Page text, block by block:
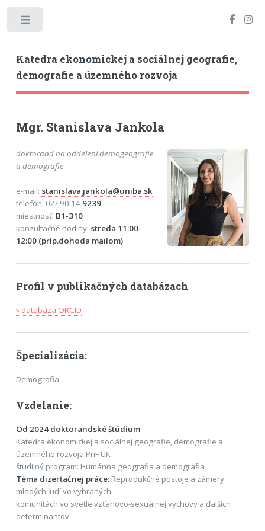
Katedra ekonomickej a sociálnej geografie,
demografie a územného rozvoja
Mgr. Stanislava Jankola
doktorand na oddelení demogeografie
a demografie
e-mail: stanislava.jankola@uniba.sk
telefón: 02/ 90 14 9239
miestnosť: B1-310
konzultačné hodiny: streda 11:00-
12:00 (príp.dohoda mailom)
Profil v publikačných databázach
» databáza ORCID
Špecializácia:
Demografia
Vzdelanie:
Od 2024 doktorandské štúdium
Katedra ekonomickej a sociálnej geografie, demografie a
územného rozvoja PriF UK
študijný program: Humánna geografia a demografia
Téma dizertačnej práce: Reprodukčné postoje a zámery
mladých ľudí vo vybraných
komunitách vo svetle vzťahovo-sexuálnej výchovy a ďalších
determinantov